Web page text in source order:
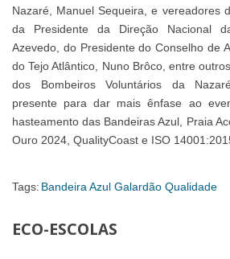
Nazaré, Manuel Sequeira, e vereadores
da Presidente da Direção Nacional
Azevedo, do Presidente do Conselho de
do Tejo Atlântico, Nuno Brôco, entre
dos Bombeiros Voluntários da
presente para dar mais ênfase ao
hasteamento das Bandeiras Azul, Praia
Ouro 2024, QualityCoast e ISO
Tags: Bandeira Azul Galardão Qualidade
ECO-ESCOLAS